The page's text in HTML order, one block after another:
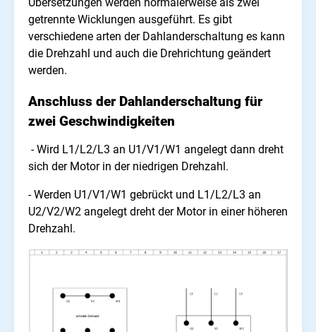
Übersetzungen werden normalerweise als zwei
getrennte Wicklungen ausgeführt. Es gibt
verschiedene arten der Dahlanderschaltung es kann
die Drehzahl und auch die Drehrichtung geändert
werden.
Anschluss der Dahlanderschaltung für
zwei Geschwindigkeiten
- Wird L1/L2/L3 an U1/V1/W1 angelegt dann dreht
sich der Motor in der niedrigen Drehzahl.
- Werden U1/V1/W1 gebrückt und L1/L2/L3 an
U2/V2/W2 angelegt dreht der Motor in einer höheren
Drehzahl.